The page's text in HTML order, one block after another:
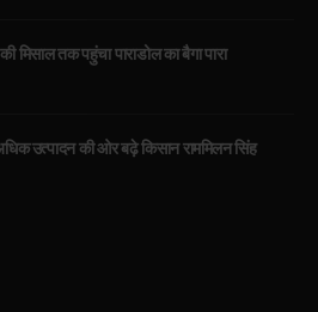
तक पहुंचा पाराडोल का बैगा पारा
उत्पादन की ओर बढ़े किसान राममिलन सिंह